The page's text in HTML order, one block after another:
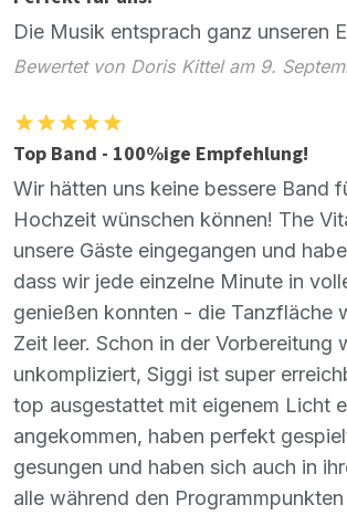
Die Musik entsprach ganz unseren
Bewertet von Doris Kittel am 9.
Top Band - 100%ige Empfehlung!
Wir hätten uns keine bessere Band
Hochzeit wünschen können! The
unsere Gäste eingegangen und
dass wir jede einzelne Minute in
genießen konnten - die Tanzfläche
Zeit leer. Schon in der Vorbereitung
unkompliziert, Siggi ist super
top ausgestattet mit eigenem Licht
angekommen, haben perfekt
gesungen und haben sich auch in
alle während den